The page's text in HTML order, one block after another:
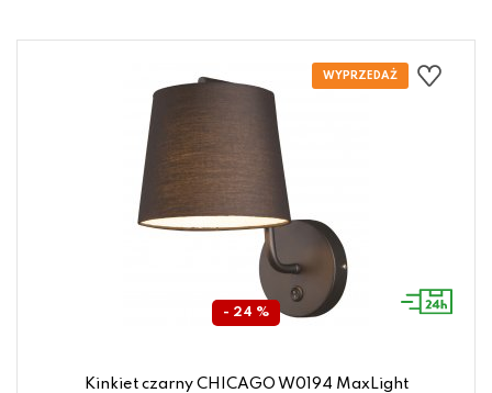
- 24 %
Kinkiet czarny CHICAGO W0194 MaxLight